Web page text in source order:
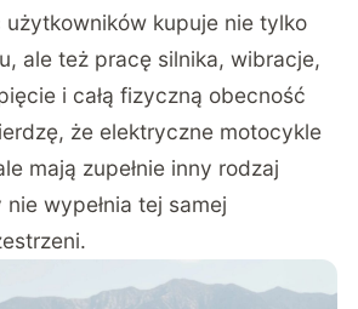
kupuje nie tylko
ale też pracę silnika, wibracje,
i całą fizyczną obecność
że elektryczne motocykle
mają zupełnie inny rodzaj
wypełnia tej samej